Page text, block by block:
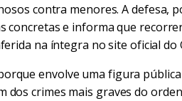
contra menores. A defesa,
concretas e informa que
na íntegra no site oficial do
envolve uma figura
dos crimes mais graves do